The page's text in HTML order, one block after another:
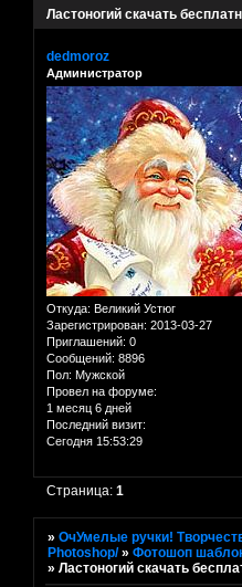
Ластоногий скачать
dedmoroz
Администратор
Откуда: Великий Устюг
Зарегистрирован: 2013-03-27
Приглашений: 0
Сообщений: 8896
Пол: Мужской
Провел на форуме:
1 месяц 6 дней
Последний визит:
Сегодня 15:53:29
Страница:1
»ОчУмелые ручки!
Photoshop/ »Фотошоп
»Ластоногий скачать